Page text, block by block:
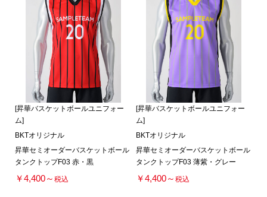
[昇華バスケットボールユニフォー
ム]
BKTオリジナル
昇華セミオーダーバスケットボール
タンクトップF03 赤・黒
￥4,400～税込
[昇華バスケットボールユニフォー
ム]
BKTオリジナル
昇華セミオーダーバスケットボール
タンクトップF03 薄紫・グレー
￥4,400～ 税込